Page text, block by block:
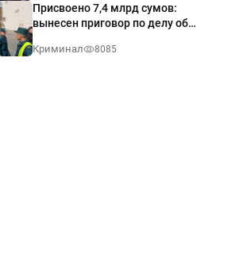
Присвоено 7,4 млрд сумов:
вынесен приговор по делу об
Ташкенте
Криминал 8085